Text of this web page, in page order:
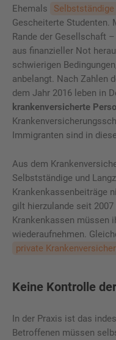
Ehemals Selbstständige
Gescheiterte Studenten.
Rande der Gesellschaft
aus finanzieller Not
schwierigen
anbelangt. Nach Zahlen
dem Jahr 2016 leben in
krankenversicherte
Immigranten sind in
Aus dem
Selbstständige und
Krankenkassenbeiträge
gilt hierzulande seit 2007
Krankenkassen müssen
wiederaufnehmen.
private
Keine Kontrolle
In der Praxis ist das
Betroffenen müssen